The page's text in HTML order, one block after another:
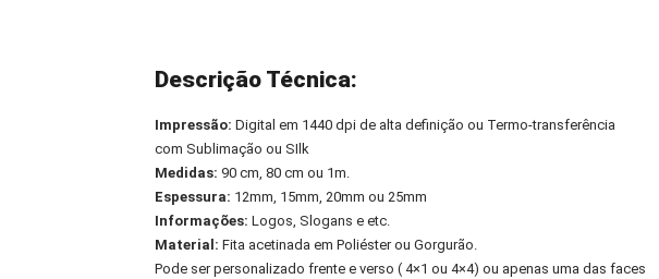
Descrição Técnica:
Impressão: Digital em 1440 dpi de alta definição ou Termo-transferência
com Sublimação ou SIlk
Medidas: 90 cm, 80 cm ou 1m.
Espessura: 12mm, 15mm, 20mm ou 25mm
Informações:Logos, Slogans e etc.
Material: Fita acetinada em Poliéster ou Gorgurão.
Pode ser personalizado frente e verso ( 4×1 ou 4×4) ou apenas uma das faces